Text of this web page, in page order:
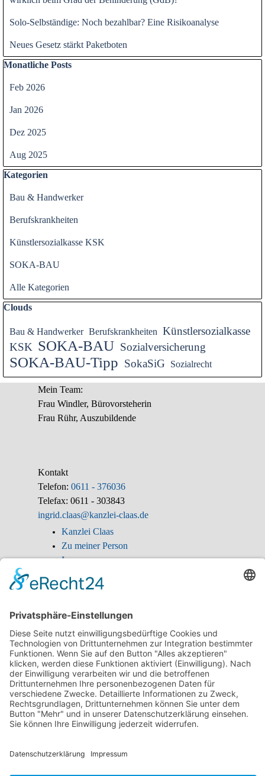
Solo-Selbständige: Noch bezahlbar? Eine Risikoanalyse
Neues Gesetz stärkt Paketboten
Block überspringen Monatliche Posts
Monatliche Posts
Feb 2026
Jan 2026
Dez 2025
Aug 2025
Block überspringen Kategorien
Kategorien
Bau & Handwerker
Berufskrankheiten
Künstlersozialkasse KSK
SOKA-BAU
Alle Kategorien
Block überspringen Clouds
Clouds
Bau & Handwerker Berufskrankheiten Künstlersozialkasse
KSK SOKA-BAU Sozialversicherung
SOKA-BAU-Tipp SokaSiG Sozialrecht
Mein Team:
Frau Windler, Bürovorsteherin
Frau Rühr, Auszubildende
Kontakt
Telefon: 0611 - 376036
Telefax: 0611 - 303843
ingrid.claas@kanzlei-claas.de
Kanzlei Claas
Zu meiner Person
Impressum
Ingrid Claas
SOKA-BAU
SOKA-BAU Mahnbescheid
Sozialrecht
Arbeitsunfall
Berufskrankheit 2108
Künstlersozialkasse
Künstlersozialabgabe
Kosten
Datenschutz-Disclaimer